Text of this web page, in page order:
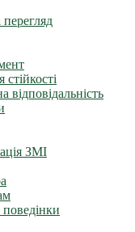
стійкості
відповідальність
ЗМІ